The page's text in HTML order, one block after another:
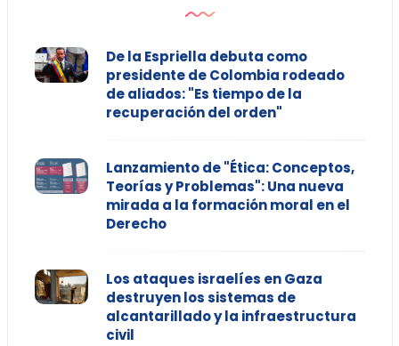
De la Espriella debuta como
presidente de Colombia rodeado
de aliados: "Es tiempo de la
recuperación del orden"
Lanzamiento de "Ética: Conceptos,
Teorías y Problemas": Una nueva
mirada a la formación moral en el
Derecho
Los ataques israelíes en Gaza
destruyen los sistemas de
alcantarillado y la infraestructura
civil